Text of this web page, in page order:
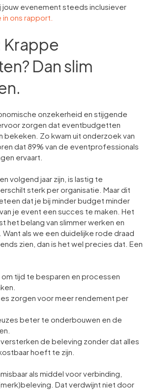
jouw evenement steeds inclusiever
ons rapport.
Krappe
Dan slim
onzekerheid en stijgende
zorgen dat eventbudgetten
bekeken. Zo kwam uit onderzoek van
dat 89% van de eventprofessionals
ervaart.
volgend jaar zijn, is lastig te
sterk per organisatie. Maar dit
dat je bij minder budget minder
je event een succes te maken. Het
het belang van slimmer werken en
als we een duidelijke rode draad
zien, dan is het wel precies dat. Een
tijd te besparen en processen
zorgen voor meer rendement per
beter te onderbouwen en de
de beleving zonder dat alles
hoeft te zijn.
als middel voor verbinding,
Dat verdwijnt niet door